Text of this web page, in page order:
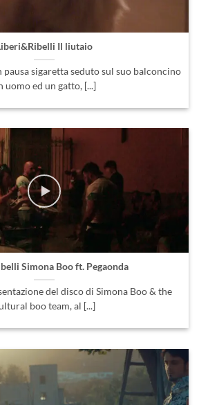
Il liutaio
sigaretta seduto sul suo balconcino
uomo ed un gatto, [...]
Simona Boo ft. Pegaonda
del disco di Simona Boo & the
boo team, al [...]